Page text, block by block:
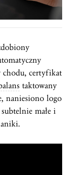
chodu, certyfikat
taktowany
naniesiono logo
małe i